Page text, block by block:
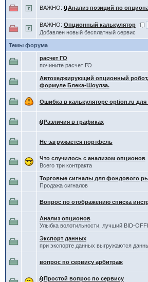
ВАЖНО: Анализ позиций по
ВАЖНО: Опционный калькулятор
Добавлен новый бесплатный сервис
Темы форума
расчет ГО
почините расчет ГО
Автохеджирующий опционный
формуле Блека-Шоулза.
Ошибка в калькуляторе option.ru для
Различия в графиках
Не загружается портфель
Что случилось с анализом опционов
Всего три контракта
Торговые сигналы для фондового
Продажа сигналов
Вопрос по отображению списка
Анализ опционов
Улыбка волотильности, лучший BID-
Экспорт данных
при экспорте данных выгружаются
вопрос по сервису арбитраж
Простой вопрос по сервису